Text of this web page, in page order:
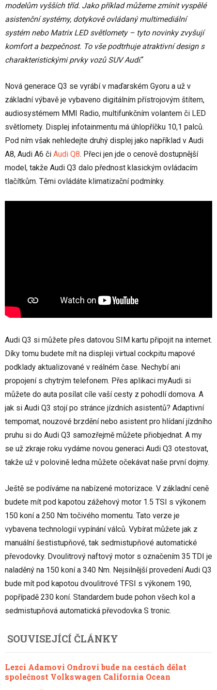
modelům vyšších tříd. Jako příklad můžeme zmínit vyspělé
asistenční systémy, dotykově ovládaný multimediální
systém nebo Matrix LED světlomety – tyto novinky zvyšují
komfort a bezpečnost. To vše podtrhuje atraktivní design s
charakteristickými prvky vozů SUV Audi.“
Nová generace Q3 se vyrábí v maďarském Gyoru a už v
základní výbavě je vybaveno digitálním přístrojovým štítem,
audiosystémem MMI Radio, multifunkčním volantem či LED
světlomety. Displej infotainmentu má úhlopříčku 10,1 palců.
Pod ním však nehledejte druhý displej jako například v Audi
A8, Audi A6 či Audi Q8. Přeci jen jde o cenově dostupnější
model, takže Audi Q3 dalo přednost klasickým ovládacím
tlačítkům. Těmi ovládáte klimatizační podmínky.
Audi Q3 si můžete přes datovou SIM kartu připojit na internet.
Díky tomu budete mít na displeji virtual cockpitu mapové
podklady aktualizované v reálném čase. Nechybí ani
propojení s chytrým telefonem. Přes aplikaci myAudi si
můžete do auta posílat cíle vaší cesty z pohodlí domova. A
jak si Audi Q3 stojí po stránce jízdních asistentů? Adaptivní
tempomat, nouzové brzdění nebo asistent pro hlídaní jízdního
pruhu si do Audi Q3 samozřejmě můžete přiobjednat. A my
se už zkraje roku vydáme novou generaci Audi Q3 otestovat,
takže už v polovině ledna můžete očekávat naše první dojmy.
Ještě se podíváme na nabízené motorizace. V základní ceně
budete mít pod kapotou zážehový motor 1.5 TSI s výkonem
150 koní a 250 Nm točivého momentu. Tato verze je
vybavena technologií vypínání válců. Vybírat můžete jak z
manuální šestistupňové, tak sedmistupňové automatické
převodovky. Dvoulitrový naftový motor s označením 35 TDI je
naladěný na 150 koní a 340 Nm. Nejsilnější provedení Audi Q3
bude mít pod kapotou dvoulitrové TFSI s výkonem 190,
popřípadě 230 koní. Standardem bude pohon všech kol a
sedmistupňová automatická převodovka S tronic.
SOUVISEJÍCÍ ČLÁNKY
Lezci Adamovi Ondrovi bude na cestách dělat
společnost Volkswagen California Ocean